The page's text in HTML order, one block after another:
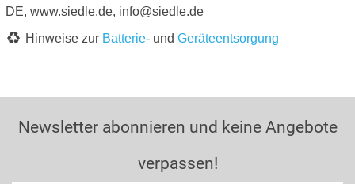
DE, www.siedle.de, info@siedle.de
Hinweise zur Batterie- und Geräteentsorgung
Newsletter abonnieren und keine Angebote
verpassen!